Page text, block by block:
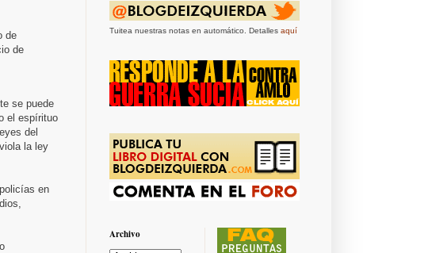
de
de
se puede
el espírituo
del
la ley
en
Tuitea nuestras notas en automático. Detalles aquí
Archivo